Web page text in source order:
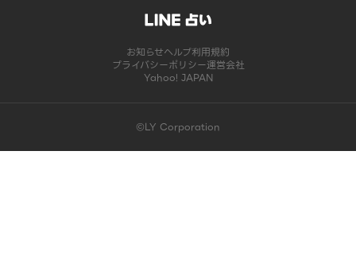
お知らせヘルプ利用規約
プライバシーポリシー運営会社
Yahoo! JAPAN
©LY Corporation
このコンテンツは掲載が終了しました | LINE占い